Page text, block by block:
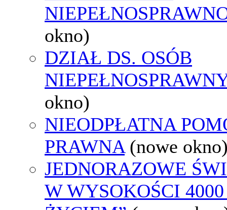
okno)
DZIAŁ DS. OSÓB
okno)
NIEODPŁATNA
PRAWNA (nowe
JEDNORAZOWE
W WYSOKOŚCI